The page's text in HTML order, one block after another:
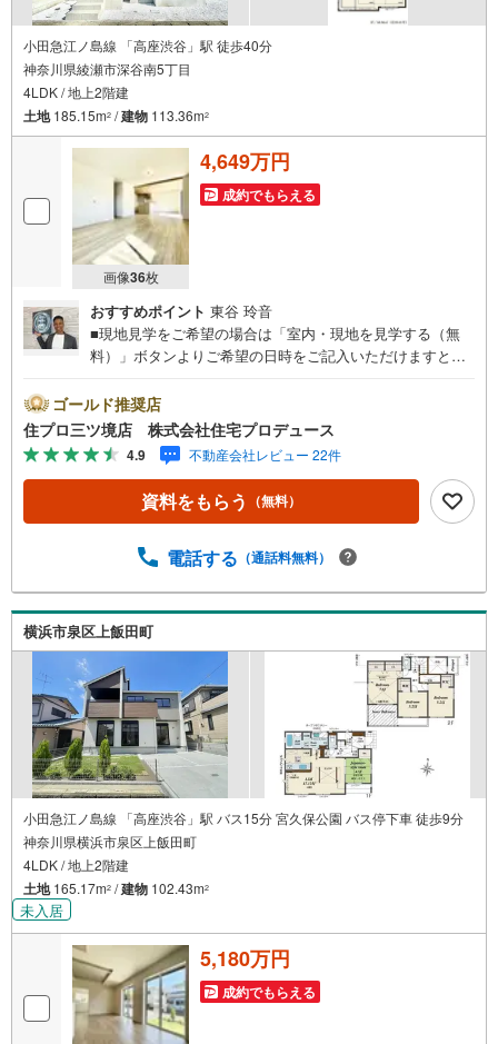
小田急江ノ島線 「高座渋谷」駅 徒歩40分
神奈川県綾瀬市深谷南5丁目
4LDK / 地上2階建
土地185.15m2 /建物 113.36m2
画像36枚
4,649万円
成約でもらえる
おすすめポイント 東谷 玲音
■現地見学をご希望の場合は「室内・現地を見学する（無
料）」ボタンよりご希望の日時をご記入いただけますとス
座間市エリアに強い！ 住プロは、大和市・綾瀬市・座間市
エリアの不動産売買専門会社です！最新物件情報や当社限
定で販売する物件情報も多数ございますので、お気軽にお
問合せ下さい！ -------------- 弊社独自の住宅ローン提案シス
テム 弊社ではファイナンシャル専門スタッフによる【丁寧
な資金アドバイス】【ファイナンシャルプラン提案書の作
【定年時の住宅ローン残高】【住宅購入者だけが加入でき
ナス】これから多くなる【教育費】住宅を買った後から始
まる【住宅ローン返済】65歳以上から必要になる【老後の
費用負担】住宅探しの【このタイミング】で不安な部分を
明確にしていきませんか？？ --------------
ゴールド推奨店
住プロ三ツ境店 株式会社住宅プロデュース
4.9 不動産会社レビュー 22件
資料をもらう （無料）
電話する （通話料無料）
横浜市泉区上飯田町
小田急江ノ島線 「高座渋谷」駅 バス15分 宮久保公園 バス停下車 徒歩9分
神奈川県横浜市泉区上飯田町
4LDK / 地上2階建
土地165.17m2 /建物 102.43m2
未入居
5,180万円
成約でもらえる